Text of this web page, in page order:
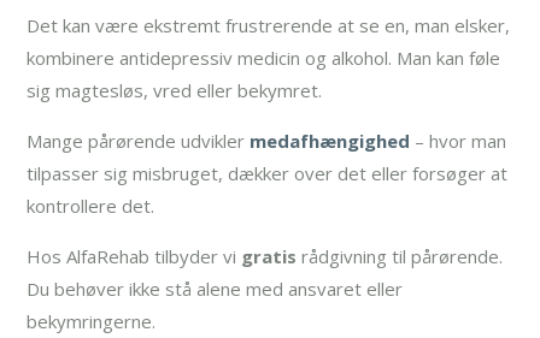
Det kan være ekstremt frustrerende at se en, man elsker,
kombinere antidepressiv medicin og alkohol. Man kan føle
sig magtesløs, vred eller bekymret.
Mange pårørende udvikler medafhængighed – hvor man
tilpasser sig misbruget, dækker over det eller forsøger at
kontrollere det.
Hos AlfaRehab tilbyder vi gratisrådgivning til pårørende.
Du behøver ikke stå alene med ansvaret eller
bekymringerne.